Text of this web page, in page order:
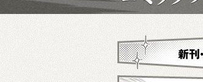
新刊・近刊